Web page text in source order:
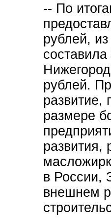
-- По
рублей,
рублей.
развитие,
размере
развития,
в России,
внешнем